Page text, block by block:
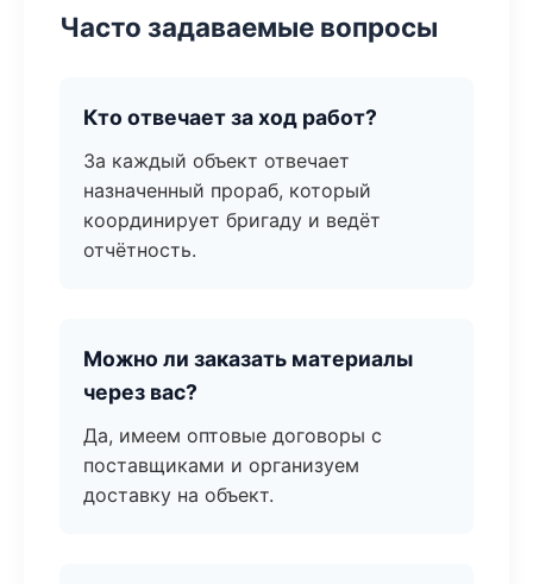
Часто задаваемые вопросы
Кто отвечает за ход работ?
За каждый объект отвечает
назначенный прораб, который
координирует бригаду и ведёт
отчётность.
Можно ли заказать материалы
через вас?
Да, имеем оптовые договоры с
поставщиками и организуем
доставку на объект.